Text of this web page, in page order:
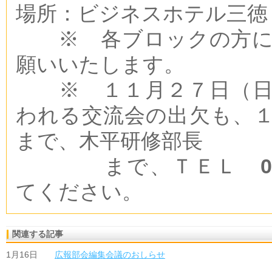
場所：ビジネスホテル三
※ 各ブロックの方に
願いいたします。
※ １１月２７日（日
われる交流会の出欠も、
まで、木平研修部長
まで、ＴＥＬ
てください。
関連する記事
1月16日
広報部会編集会議のおしらせ